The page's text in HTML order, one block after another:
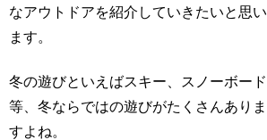
なアウトドアを紹介していきたいと思い
ます。
冬の遊びといえばスキー、スノーボード
等、冬ならではの遊びがたくさんありま
すよね。